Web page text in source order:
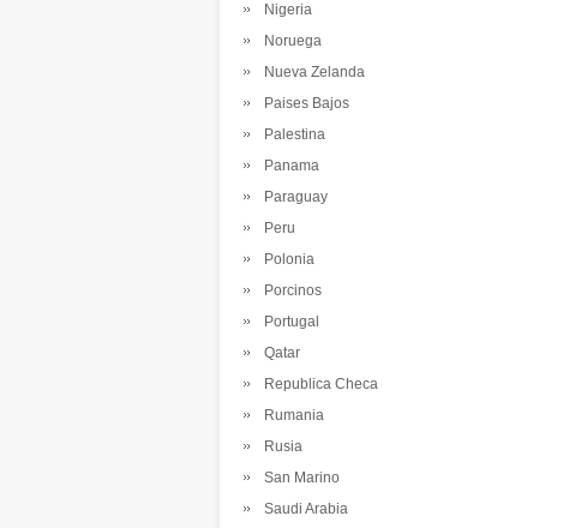
Nigeria
Noruega
Nueva Zelanda
Paises Bajos
Palestina
Panama
Paraguay
Peru
Polonia
Porcinos
Portugal
Qatar
Republica Checa
Rumania
Rusia
San Marino
Saudi Arabia